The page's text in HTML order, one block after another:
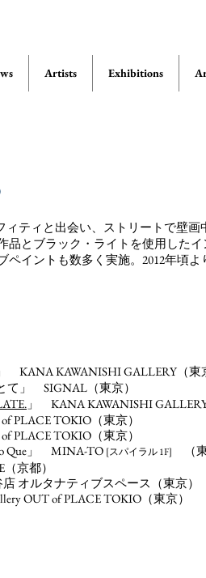
Artists Exhibitions
ィティと出会い、ストリートで壁
品とブラック・ライトを使用した
ペイントも数多く実施。2012年頃
」 KANA KAWANISHI GALLERY（東
て」 SIGNAL（東京）
」 KANA KAWANISHI
PLACE TOKIO（東京）
PLACE TOKIO（東京）
Que」 MINA-TO [スパイラル 1F]
（東
京都）
オルタナティブスペース（東京）
OUT of PLACE TOKIO （東京）